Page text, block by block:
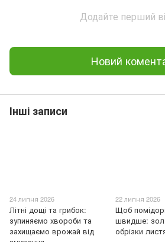
Додайте перший
Новий
Інші записи
24 липня 2026
Літні дощі та грибок:
зупиняємо хвороби та
захищаємо врожай від
22 липня 2026
Щоб
швидше:
обрізки